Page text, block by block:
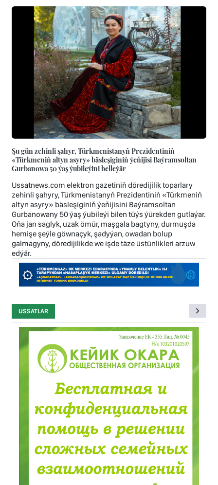
Şu gün zehinli şahyr, Türkmenistanyň Prezidentiniň
«Türkmeniň altyn asyry» bäsleşiginiň ýeňijisi Baýramsoltan
Gurbanowa 50 ýaş ýubileýini belleýär
Ussatnews.com elektron gazetiniň döredijilik toparlary
zehinli şahyry, Türkmenistanyň Prezidentiniň «Türkmeniň
altyn asyry» bäsleşiginiň ýeňijisini Baýramsoltan
Gurbanowany 50 ýaş ýubileýi bilen tüýs ýürekden gutlaýar.
Oňa jan saglyk, uzak ömür, maşgala bagtyny, durmuşda
hemişe şeýle göwnaçyk, şadyýan, owadan bolup
galmagyny, döredijilikde we işde täze üstünlikleri arzuw
edýär.
USSATLAR